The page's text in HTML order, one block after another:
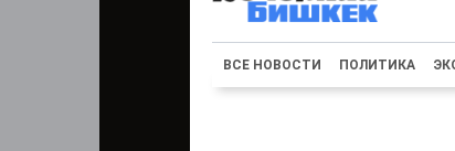
ВСЕ НОВОСТИ ПОЛИТИКА